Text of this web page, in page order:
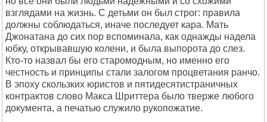
взглядами на жизнь. С детьми он был строг: правила
должны соблюдаться, иначе последует кара. Мать
Джонатана до сих пор вспоминала, как однажды надела
юбку, открывавшую колени, и была выпорота до слез.
Кто-то назвал бы его старомодным, но именно его
честность и принципы стали залогом процветания ранчо.
В эпоху скользких юристов и пятидесятистраничных
контрактов слово Макса Шриттера было тверже любого
документа, а печатью служило рукопожатие.